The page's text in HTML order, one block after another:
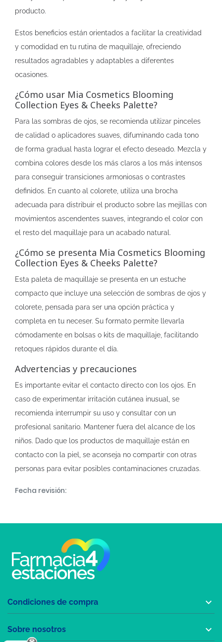
producto.
Estos beneficios están orientados a facilitar la creatividad
y comodidad en tu rutina de maquillaje, ofreciendo
resultados agradables y adaptables a diferentes
ocasiones.
¿Cómo usar Mia Cosmetics Blooming
Collection Eyes & Cheeks Palette?
Para las sombras de ojos, se recomienda utilizar pinceles
de calidad o aplicadores suaves, difuminando cada tono
de forma gradual hasta lograr el efecto deseado. Mezcla y
combina colores desde los más claros a los más intensos
para conseguir transiciones armoniosas o contrastes
definidos. En cuanto al colorete, utiliza una brocha
adecuada para distribuir el producto sobre las mejillas con
movimientos ascendentes suaves, integrando el color con
el resto del maquillaje para un acabado natural.
¿Cómo se presenta Mia Cosmetics Blooming
Collection Eyes & Cheeks Palette?
Esta paleta de maquillaje se presenta en un estuche
compacto que incluye una selección de sombras de ojos y
colorete, pensada para ser una opción práctica y
completa en tu neceser. Su formato permite llevarla
cómodamente en bolsas o kits de maquillaje, facilitando
retoques rápidos durante el día.
Advertencias y precauciones
Es importante evitar el contacto directo con los ojos. En
caso de experimentar irritación cutánea inusual, se
recomienda interrumpir su uso y consultar con un
profesional sanitario. Mantener fuera del alcance de los
niños. Dado que los productos de maquillaje están en
contacto con la piel, se aconseja no compartir con otras
personas para evitar posibles contaminaciones cruzadas.
Fecha revisión:
Condiciones de compra 
Sobre nosotros 